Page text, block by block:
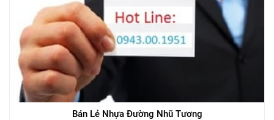
Bán Lẻ Nhựa Đường Nhũ Tương